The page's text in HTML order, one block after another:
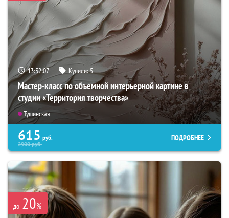
13:32:05 Купили:5
Мастер-класс по объемной интерьерной картине в
студии «Территория творчества»
Тушинская
615 руб.
2900руб.
ПОДРОБНЕЕ
до 20%